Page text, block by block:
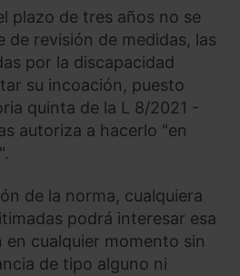
plazo de tres años no se
de revisión de medidas, las
por la discapacidad
su incoación, puesto
quinta de la L 8/2021 -
autoriza a hacerlo "en
de la norma, cualquiera
podrá interesar esa
cualquier momento sin
de tipo alguno ni